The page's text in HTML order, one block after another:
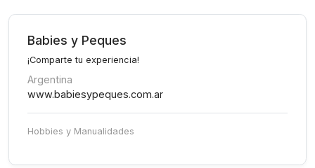
Babies y Peques
¡Comparte tu experiencia!
Argentina
www.babiesypeques.com.ar
Hobbies y Manualidades